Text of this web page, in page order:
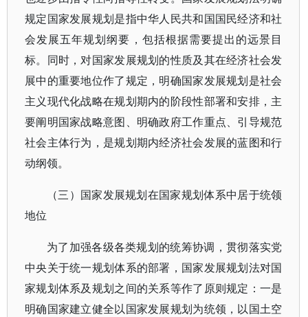
规定国家发展规划是指中华人民共和国国民经济和社
会发展五年规划纲要，包括根据需要提出的远景目
标。同时，对国家发展规划的性质及其在经济社会发
展中的重要地位作了规定，明确国家发展规划是社会
主义现代化战略在规划期内的阶段性部署和安排，主
要阐明国家战略意图、明确政府工作重点、引导规范
社会主体行为，是规划期内经济社会发展的蓝图和行
动纲领。
（三）国家发展规划在国家规划体系中居于统领
地位
为了加强各级各类规划的统筹协调，贯彻落实党
中央关于统一规划体系的部署，国家发展规划法对国
家规划体系及规划之间的关系等作了原则规定：一是
明确国家建立健全以国家发展规划为统领，以国土空